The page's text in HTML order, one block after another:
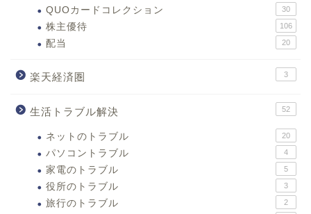
QUOカードコレクション 30
株主優待 106
配当 20
楽天経済圏 3
生活トラブル解決 52
ネットのトラブル 20
パソコントラブル 4
家電のトラブル 5
役所のトラブル 3
旅行のトラブル 2